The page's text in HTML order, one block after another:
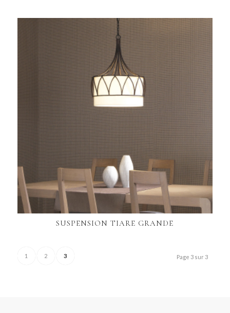
SUSPENSION TIARE GRANDE
Page 3 sur 3
1 2 3